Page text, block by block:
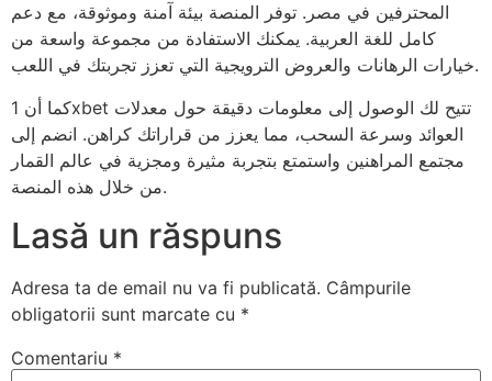
المحترفين في مصر. توفر المنصة بيئة آمنة وموثوقة، مع دعم
كامل للغة العربية. يمكنك الاستفادة من مجموعة واسعة من
خيارات الرهانات والعروض الترويجية التي تعزز تجربتك في اللعب.
كما أن 1xbet تتيح لك الوصول إلى معلومات دقيقة حول معدلات
العوائد وسرعة السحب، مما يعزز من قراراتك كراهن. انضم إلى
مجتمع المراهنين واستمتع بتجربة مثيرة ومجزية في عالم القمار
من خلال هذه المنصة.
Lasă un răspuns
Adresa ta de email nu va fi publicată. Câmpurile
obligatorii sunt marcate cu *
Comentariu *